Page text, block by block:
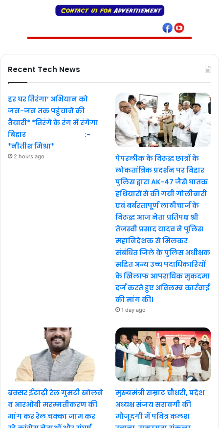
Recent Tech News
हर घर तिरंगा’ अभियान को
जन-जन तक पहुंचाने की
तैयारी* *तिरंगे के रंग में रंगेगा
बिहार :-
*नीतीश मिश्रा*
2 hours ago
पेपरलीक के विरुद्ध छात्रों के
लोकतांत्रिक प्रदर्शन पर बिहार
पुलिस द्वारा AK-47 जैसे घातक
हथियारों से की गयी गोलीबारी
एवं बर्बरतापूर्ण लाठीचार्ज के
विरुद्ध आज नेता प्रतिपक्ष श्री
तेजस्वी प्रसाद यादव ने पुलिस
महानिदेशक से मिलकर
संबंधित जिले के पुलिस अधीक्षक
सहित अन्य उच्च पदाधिकारियों
के खिलाफ आपराधिक मुकदमा
दर्ज करते हुए अविलम्ब कार्रवाई
की मांग की।
1 day ago
बक्सर ईटाढ़ी रेल गुमटी खोलने
व आरओबी मरम्मतीकरण की
मांग कर रेल चक्का जाम कर
मुख्यमंत्री सम्राट चौधरी, प्रदेश
अध्यक्ष संजय सरावगी की
मौजूदगी में पवित्र कलश